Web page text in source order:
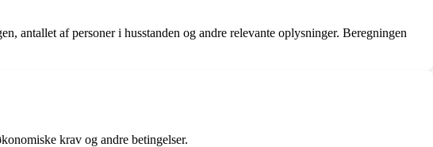
antallet af personer i husstanden og andre relevante oplysninger. Beregningen
krav og andre betingelser.